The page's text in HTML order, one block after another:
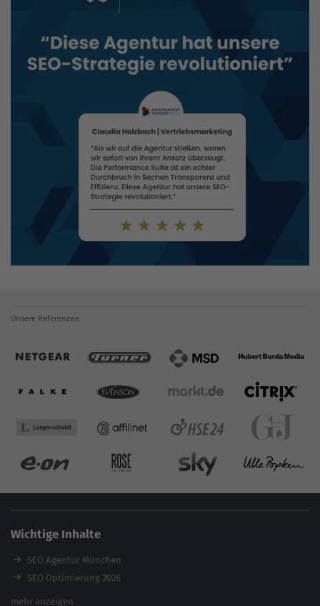
Unsere Referenzen
Wichtige Inhalte
SEO Agentur München
SEO Optimierung 2026
Backlink-Audit 2026
mehr anzeigen